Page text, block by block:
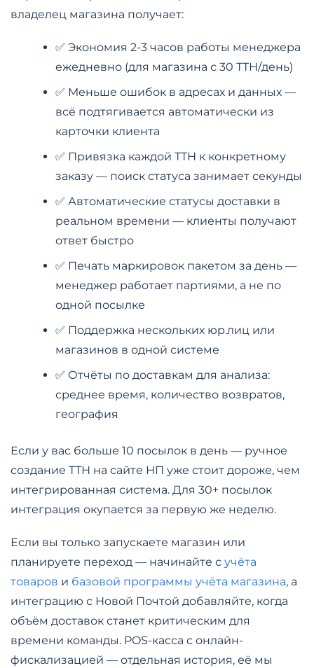
владелец магазина получает:
✅ Экономия 2-3 часов работы менеджера
ежедневно (для магазина с 30 ТТН/день)
✅ Меньше ошибок в адресах и данных —
всё подтягивается автоматически из
карточки клиента
✅ Привязка каждой ТТН к конкретному
заказу — поиск статуса занимает секунды
✅ Автоматические статусы доставки в
реальном времени — клиенты получают
ответ быстро
✅ Печать маркировок пакетом за день —
менеджер работает партиями, а не по
одной посылке
✅ Поддержка нескольких юр.лиц или
магазинов в одной системе
✅ Отчёты по доставкам для анализа:
среднее время, количество возвратов,
география
Если у вас больше 10 посылок в день — ручное
создание ТТН на сайте НП уже стоит дороже, чем
интегрированная система. Для 30+ посылок
интеграция окупается за первую же неделю.
Если вы только запускаете магазин или
планируете переход — начинайте с учёта
товаров и базовой программы учёта магазина, а
интеграцию с Новой Почтой добавляйте, когда
объём доставок станет критическим для
времени команды. POS-касса с онлайн-
фискализацией — отдельная история, её мы